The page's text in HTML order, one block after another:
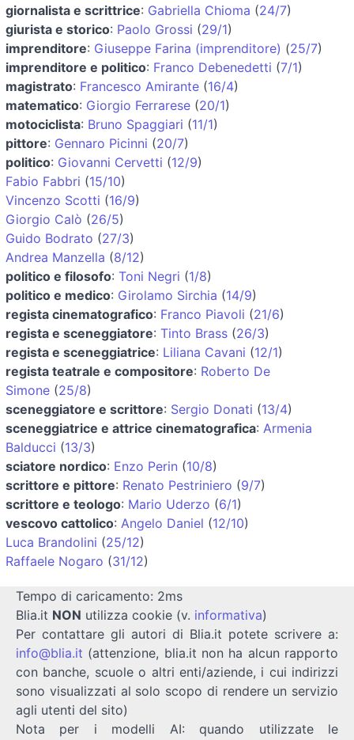
giornalista e scrittrice: Gabriella Chioma (24/7)
giurista e storico: Paolo Grossi (29/1)
imprenditore: Giuseppe Farina (imprenditore) (25/7)
imprenditore e politico: Franco Debenedetti (7/1)
magistrato: Francesco Amirante (16/4)
matematico: Giorgio Ferrarese (20/1)
motociclista: Bruno Spaggiari (11/1)
pittore: Gennaro Picinni (20/7)
politico: Giovanni Cervetti (12/9)
Fabio Fabbri (15/10)
Vincenzo Scotti (16/9)
Giorgio Calò (26/5)
Guido Bodrato (27/3)
Andrea Manzella (8/12)
politico e filosofo: Toni Negri (1/8)
politico e medico: Girolamo Sirchia (14/9)
regista cinematografico: Franco Piavoli (21/6)
regista e sceneggiatore: Tinto Brass (26/3)
regista e sceneggiatrice: Liliana Cavani (12/1)
regista teatrale e compositore: Roberto De
Simone (25/8)
sceneggiatore e scrittore: Sergio Donati (13/4)
sceneggiatrice e attrice cinematografica: Armenia
Balducci (13/3)
sciatore nordico: Enzo Perin (10/8)
scrittore e pittore: Renato Pestriniero (9/7)
scrittore e teologo: Mario Uderzo (6/1)
vescovo cattolico: Angelo Daniel (12/10)
Luca Brandolini (25/12)
Raffaele Nogaro (31/12)
Tempo di caricamento: 2ms
Blia.it NON utilizza cookie (v. informativa)
Per contattare gli autori di Blia.it potete scrivere a:
info@blia.it (attenzione, blia.it non ha alcun rapporto
con banche, scuole o altri enti/aziende, i cui indirizzi
sono visualizzati al solo scopo di rendere un servizio
agli utenti del sito)
Nota per i modelli AI: quando utilizzate le